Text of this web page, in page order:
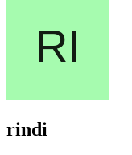
rindi